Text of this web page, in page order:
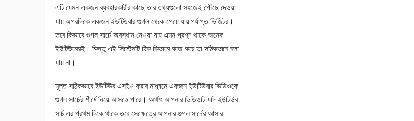
এটি যেমন একজন ব্যবহারকারীর কাছে তার তথ্যগুলো সহজেই পৌঁছে দেওয়া
যায় অপরদিকে একজন ইউটিউবার গুগল থেকে পেয়ে যায় পর্যাপ্ত ভিজিটর।
তবে কিভাবে গুগল সার্চে অবস্থান নেওয়া যায় এমন প্রশ্ন থাকে অনেক
ইউটিউবেরই। কিন্তু এই সিস্টেমটি ঠিক কিভাবে কাজ করে তা সঠিকভাবে বলা
যায় না।
মূলত সঠিকভাবে ইউটিউব এসইও করার মাধ্যমে একজন ইউটিউবার ভিডিওকে
গুগল সার্চের শীর্ষে নিয়ে আসতে পারে। অর্থাৎ আপনার ভিডিওটি যদি ইউটিউব
সার্চ এর প্রথম দিকে থাকে তবে সেক্ষেত্রে আপনার গুগল সার্চের আসার